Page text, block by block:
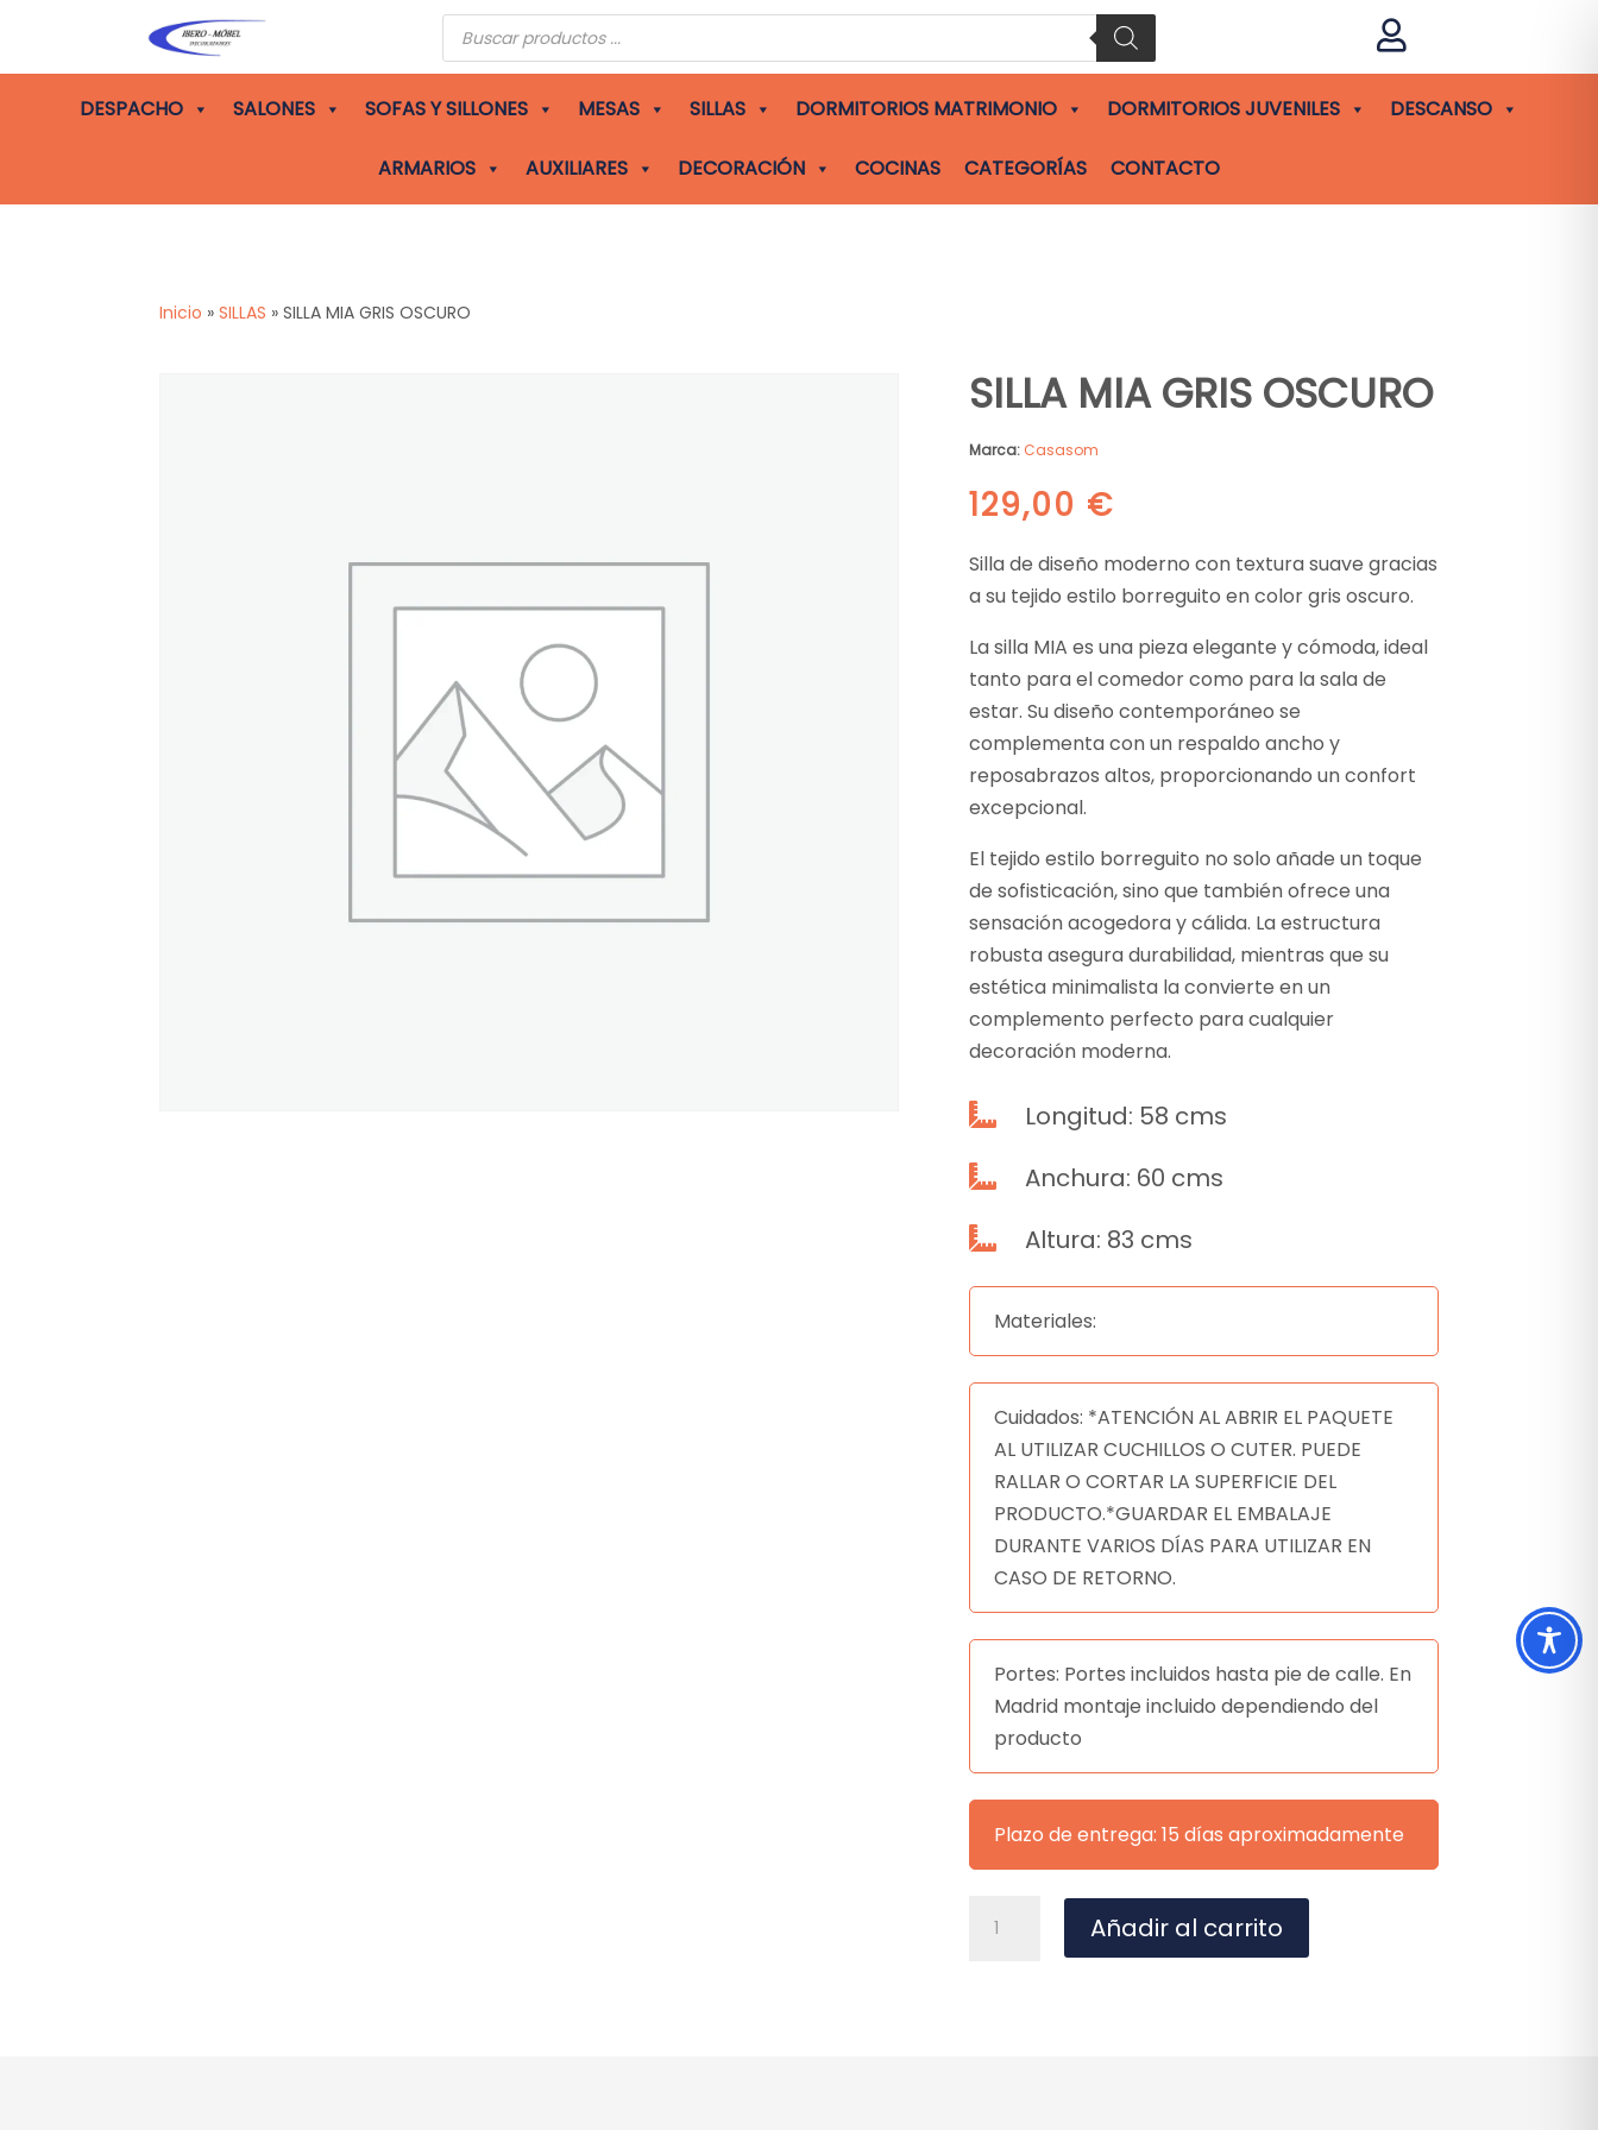
Búsqueda
de
productos

DESPACHO SALONES SOFAS Y SILLONES MESAS SILLAS DORMITORIOS MATRIMONIO DORMITORIOS JUVENILES DESCANSO
ARMARIOS AUXILIARES DECORACIÓN COCINAS CATEGORÍAS CONTACTO
Inicio »SILLAS »SILLA MIA GRIS OSCURO
SILLA MIA GRIS OSCURO
Marca: Casasom
129,00 €
Silla de diseño moderno con textura suave gracias
a su tejido estilo borreguito en color gris oscuro.
La silla MIA es una pieza elegante y cómoda, ideal
tanto para el comedor como para la sala de
estar. Su diseño contemporáneo se
complementa con un respaldo ancho y
reposabrazos altos, proporcionando un confort
excepcional.
El tejido estilo borreguito no solo añade un toque
de sofisticación, sino que también ofrece una
sensación acogedora y cálida. La estructura
robusta asegura durabilidad, mientras que su
estética minimalista la convierte en un
complemento perfecto para cualquier
decoración moderna.
 Longitud: 58 cms
 Anchura: 60 cms
 Altura: 83 cms
Materiales:
Cuidados: *ATENCIÓN AL ABRIR EL PAQUETE
AL UTILIZAR CUCHILLOS O CUTER. PUEDE
RALLAR O CORTAR LA SUPERFICIE DEL
PRODUCTO.*GUARDAR EL EMBALAJE
DURANTE VARIOS DÍAS PARA UTILIZAR EN
CASO DE RETORNO.
Portes: Portes incluidos hasta pie de calle. En
Madrid montaje incluido dependiendo del
producto
Plazo de entrega: 15 días aproximadamente
MIA
Añadir al carrito